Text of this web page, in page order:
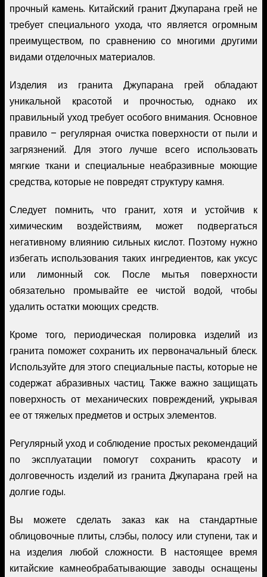
прочный камень. Китайский гранит Джупарана грей не
требует специального ухода, что является огромным
преимуществом, по сравнению со многими другими
видами отделочных материалов.
Изделия из гранита Джупарана грей обладают
уникальной красотой и прочностью, однако их
правильный уход требует особого внимания. Основное
правило – регулярная очистка поверхности от пыли и
загрязнений. Для этого лучше всего использовать
мягкие ткани и специальные неабразивные моющие
средства, которые не повредят структуру камня.
Следует помнить, что гранит, хотя и устойчив к
химическим воздействиям, может подвергаться
негативному влиянию сильных кислот. Поэтому нужно
избегать использования таких ингредиентов, как уксус
или лимонный сок. После мытья поверхности
обязательно промывайте ее чистой водой, чтобы
удалить остатки моющих средств.
Кроме того, периодическая полировка изделий из
гранита поможет сохранить их первоначальный блеск.
Используйте для этого специальные пасты, которые не
содержат абразивных частиц. Также важно защищать
поверхность от механических повреждений, укрывая
ее от тяжелых предметов и острых элементов.
Регулярный уход и соблюдение простых рекомендаций
по эксплуатации помогут сохранить красоту и
долговечность изделий из гранита Джупарана грей на
долгие годы.
Вы можете сделать заказ как на стандартные
облицовочные плиты, слэбы, полосу или ступени, так и
на изделия любой сложности. В настоящее время
китайские камнеобрабатывающие заводы оснащены